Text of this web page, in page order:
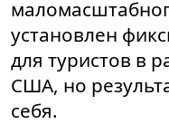
установлен
для туристов в
США, но
себя.